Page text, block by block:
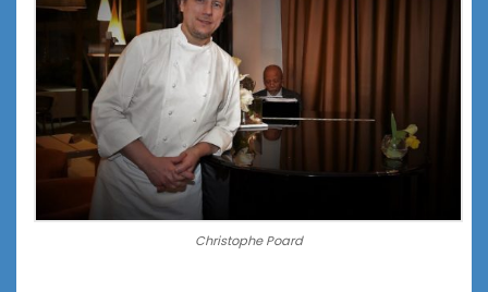
Christophe Poard